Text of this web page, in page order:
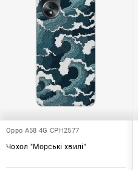
Oppo A58 4G CPH2577
Чохол "Морські хвилі"